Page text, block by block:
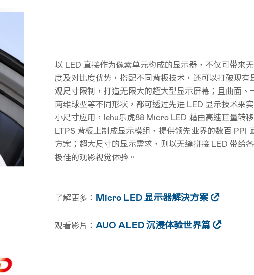
以 LED 直接作为像素单元构成的显示器，不仅可带来
度及对比度优势，搭配不同背板技术，还可以打破现有
观尺寸限制，打造无限大的超大型显示屏幕；且曲面、
两维球型等不同形状，都可透过先进 LED 显示技术来
小尺寸应用，lehu乐虎88 Micro LED 藉由高速巨量转
LTPS 背板上制成显示模组，提供领先业界的数百 PPI
方案；超大尺寸的显示需求，则以无缝拼接 LED 带给
极佳的观影视觉体验。
了解更多： Micro LED 显示器解決方案
观看影片： AUO ALED 沉浸体验世界篇